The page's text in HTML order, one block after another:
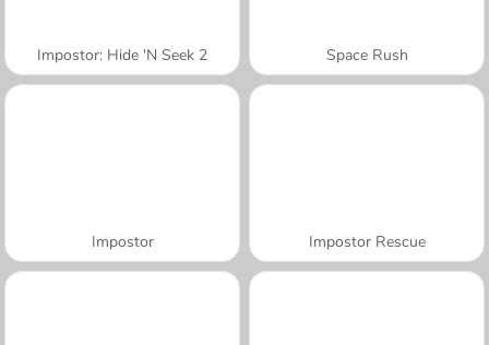
Impostor: Hide 'N Seek 2 Space Rush
Impostor Impostor Rescue